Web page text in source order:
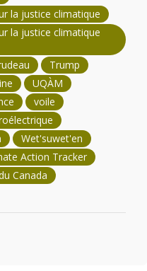
la justice climatique
la justice climatique
Trump
UQÀM
voile
Wet'suwet'en
Action Tracker
Canada